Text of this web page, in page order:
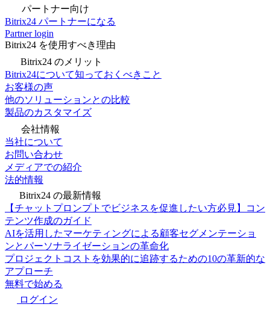
パートナー向け
Bitrix24 パートナーになる
Partner login
Bitrix24 を使用すべき理由
Bitrix24 のメリット
Bitrix24について知っておくべきこと
お客様の声
他のソリューションとの比較
製品のカスタマイズ
会社情報
当社について
お問い合わせ
メディアでの紹介
法的情報
Bitrix24 の最新情報
【チャットプロンプトでビジネスを促進したい方必見】コン
テンツ作成のガイド
AIを活用したマーケティングによる顧客セグメンテーショ
ンとパーソナライゼーションの革命化
プロジェクトコストを効果的に追跡するための10の革新的な
アプローチ
無料で始める
ログイン